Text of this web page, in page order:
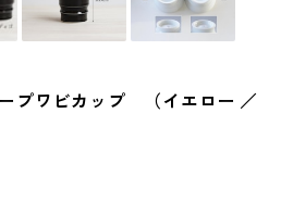
プワビカップ （イエロー ／